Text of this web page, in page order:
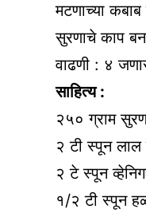
मटणाच्या
सुरणाचे काप
वाढणी : ४
साहित्य :
२५० ग्राम
२ टी स्पून लाल
२ टे स्पून
१/२ टी स्पून